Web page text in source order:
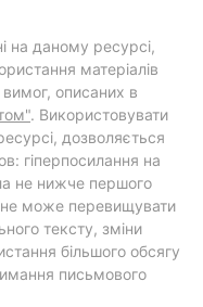
на даному ресурсі,
матеріалів
описаних в
. Використовувати
дозволяється
гіперпосилання на
не нижче першого
не може перевищувати
тексту, зміни
більшого обсягу
письмового